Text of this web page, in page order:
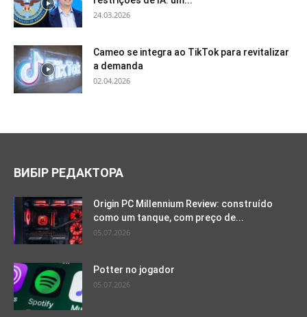
24.03.2026
Cameo se integra ao TikTok para revitalizar
a demanda
02.04.2026
ВИБІР РЕДАКТОРА
Origin PC Millennium Review: construído
como um tanque, com preço de...
05.07.2026
Potter no jogador
05.07.2026